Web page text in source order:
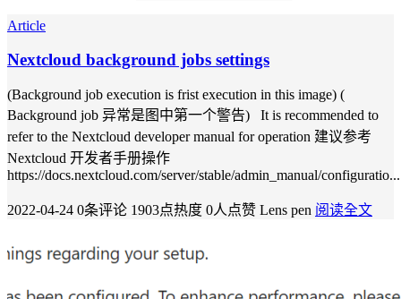
Article
Nextcloud background jobs settings
(Background job execution is frist execution in this image) (
Background job 异常是图中第一个警告) It is recommended to
refer to the Nextcloud developer manual for operation 建议参考
Nextcloud 开发者手册操作
https://docs.nextcloud.com/server/stable/admin_manual/configuratio...
2022-04-24 0条评论 1903点热度 0人点赞 Lens pen 阅读全文